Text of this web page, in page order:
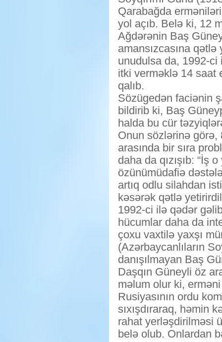
Qarabağda
yol açıb. Belə ki, 12
Ağdərənin Baş
amansızcasına
unudulsa da, 1992-ci
itki verməklə 14 saat
qalıb.
Sözügedən faciənin
bildirib ki, Baş
halda bu cür
Onun sözlərinə görə,
arasında bir sıra
daha da qızışıb:
özünümüdafiə
artıq odlu silahdan
kəsərək qətlə
1992-ci ilə qədər
hücumlar daha da
çoxu vaxtilə yaxşı
(Azərbaycanlıların
danışılmayan Baş
Daşqın Güneyli öz
məlum olur ki, erməni
Rusiyasının ordu
sıxışdıraraq, həmin
rahat yerləşdirilməsi
belə olub. Onlardan